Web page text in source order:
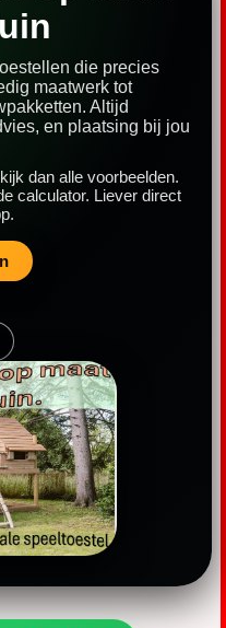
die precies
maatwerk tot
Altijd
en plaatsing bij jou
dan alle voorbeelden.
calculator. Liever direct